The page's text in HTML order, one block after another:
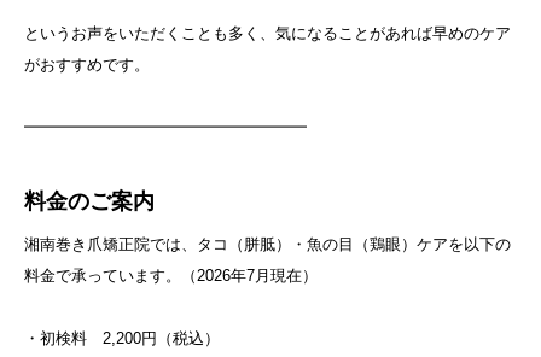
というお声をいただくことも多く、気になることがあれば早めのケア
がおすすめです。
━━━━━━━━━━━━━━━━━━
料金のご案内
湘南巻き爪矯正院では、タコ（胼胝）・魚の目（鶏眼）ケアを以下の
料金で承っています。（2026年7月現在）
・初検料 2,200円（税込）